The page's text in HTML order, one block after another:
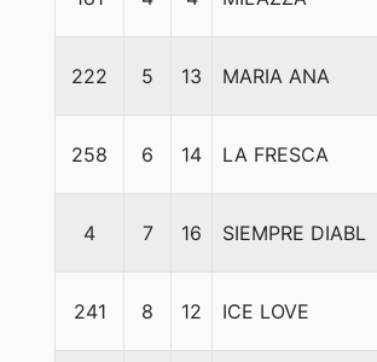
222 5 13 MARIA ANA
258 6 14 LA FRESCA
4 7 16 SIEMPRE DIABL
241 8 12 ICE LOVE